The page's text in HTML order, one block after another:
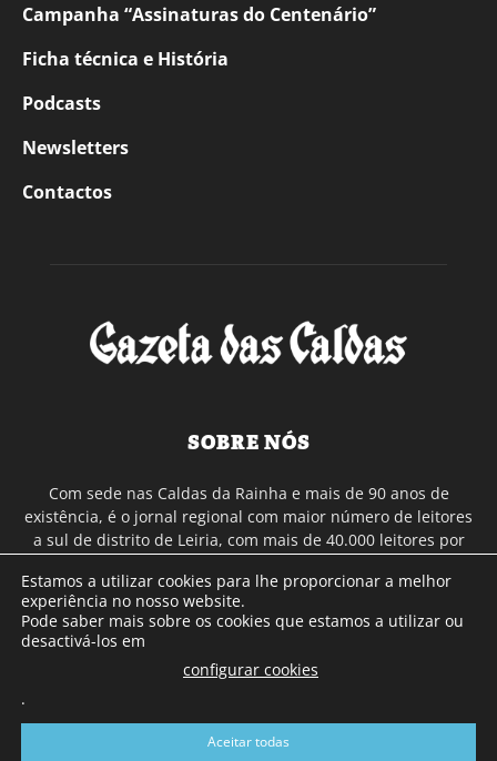
Campanha “Assinaturas do Centenário”
Ficha técnica e História
Podcasts
Newsletters
Contactos
SOBRE NÓS
Com sede nas Caldas da Rainha e mais de 90 anos de
existência, é o jornal regional com maior número de leitores
a sul de distrito de Leiria, com mais de 40.000 leitores por
Continental e assinatura online.
SIGA-NOS
Estamos a utilizar cookies para lhe proporcionar a melhor
experiência no nosso website.
Pode saber mais sobre os cookies que estamos a utilizar ou
desactivá-los em
configurar cookies
.
Aceitar todas